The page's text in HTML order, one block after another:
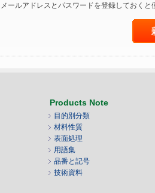
メールアドレスとパスワードを登録しておく
Products Note
目的別分類
材料性質
表面処理
用語集
品番と記号
技術資料